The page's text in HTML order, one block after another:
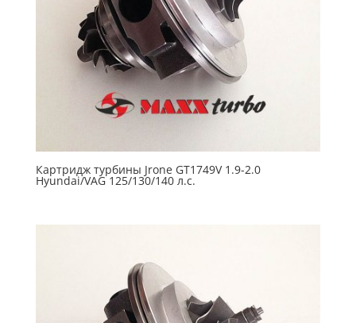
Картридж турбины Jrone GT1749V 1.9-2.0
Hyundai/VAG 125/130/140 л.с.